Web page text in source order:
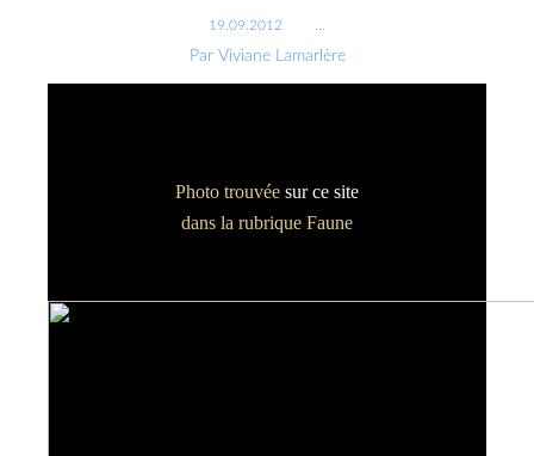
19.09.2012
Par Viviane Lamarlère
Photo trouvée sur ce site
dans la rubrique Faune